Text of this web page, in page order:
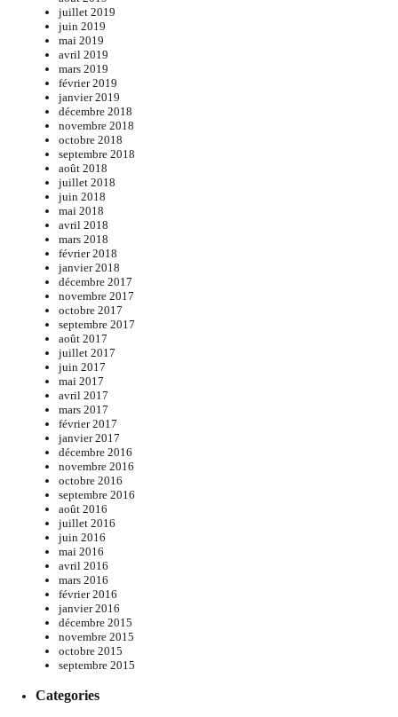
juillet 2019
juin 2019
mai 2019
avril 2019
mars 2019
février 2019
janvier 2019
décembre 2018
novembre 2018
octobre 2018
septembre 2018
août 2018
juillet 2018
juin 2018
mai 2018
avril 2018
mars 2018
février 2018
janvier 2018
décembre 2017
novembre 2017
octobre 2017
septembre 2017
août 2017
juillet 2017
juin 2017
mai 2017
avril 2017
mars 2017
février 2017
janvier 2017
décembre 2016
novembre 2016
octobre 2016
septembre 2016
août 2016
juillet 2016
juin 2016
mai 2016
avril 2016
mars 2016
février 2016
janvier 2016
décembre 2015
novembre 2015
octobre 2015
septembre 2015
Categories